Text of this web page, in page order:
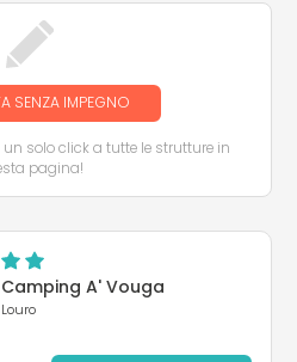
SENZA IMPEGNO
solo click a tutte le strutture in
pagina!
Camping A' Vouga
Louro